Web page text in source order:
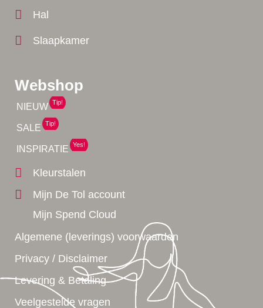
Webshop
NIEUW Tip!
SALE Tip!
INSPIRATIE Yes!
Kleurstalen
Mijn De Tol account
Mijn Spend Cloud
Algemene (leverings) voorwaarden
Privacy / Disclaimer
Levering & Betaling
Veelgestelde vragen
Hal
Slaapkamer